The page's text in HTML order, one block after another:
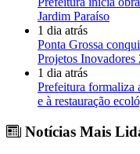
Jardim Paraíso
1 dia atrás
Ponta Grossa
Projetos Inovadores
1 dia atrás
Prefeitura formaliza
e à restauração
Notícias Mais